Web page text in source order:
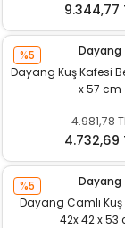
9.344,77
%5
Dayang
Dayang Kuş Kafesi
x 57 cm
4.981,78
4.732,69
%5
Dayang
Dayang Camlı Kuş
42x 42 x 53